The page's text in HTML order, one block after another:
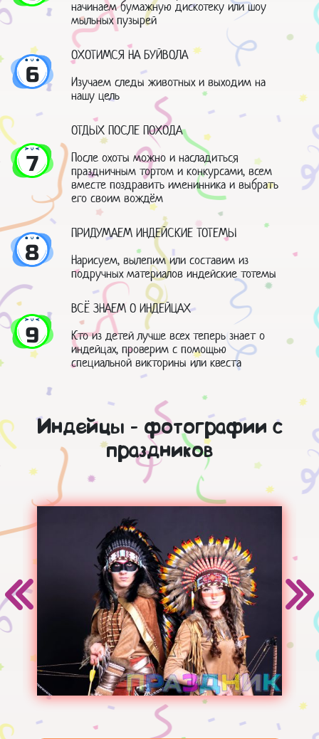
начинаем бумажную дискотеку или шоу
мыльных пузырей
6
ОХОТИМСЯ НА БУЙВОЛА
Изучаем следы животных и выходим на
нашу цель
7
ОТДЫХ ПОСЛЕ ПОХОДА
После охоты можно и насладиться
праздничным тортом и конкурсами, всем
вместе поздравить именинника и выбрать
его своим вождём
8
ПРИДУМАЕМ ИНДЕЙСКИЕ ТОТЕМЫ
Нарисуем, вылепим или составим из
подручных материалов индейские тотемы
9
ВСЁ ЗНАЕМ О ИНДЕЙЦАХ
Кто из детей лучше всех теперь знает о
индейцах, проверим с помощью
специальной викторины или квеста
Индейцы - фотографии с
праздников